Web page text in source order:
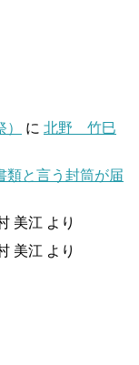
に 北野 竹巳
類と言う封筒が届
美江 より
美江 より